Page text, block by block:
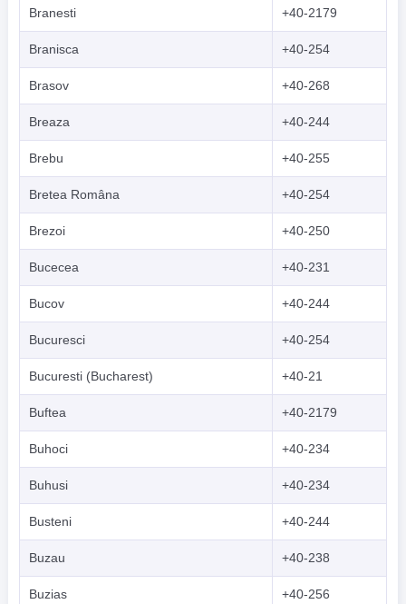
Branesti +40-2179
Branisca +40-254
Brasov +40-268
Breaza +40-244
Brebu +40-255
Bretea Româna +40-254
Brezoi +40-250
Bucecea +40-231
Bucov +40-244
Bucuresci +40-254
Bucuresti (Bucharest) +40-21
Buftea +40-2179
Buhoci +40-234
Buhusi +40-234
Busteni +40-244
Buzau +40-238
Buzias +40-256